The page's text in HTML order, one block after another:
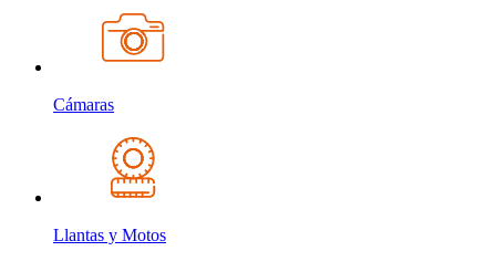
Cámaras
Llantas y Motos